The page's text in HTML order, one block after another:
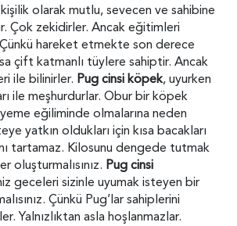
olarak mutlu, sevecen ve sahibine
Çok zekidirler. Ancak eğitimleri
hareket etmekte son derece
çift katmanlı tüylere sahiptir. Ancak
ile bilinirler. Pug cinsi köpek, uyurken
ile meşhurdurlar. Obur bir köpek
eğiliminde olmalarına neden
yatkın oldukları için kısa bacakları
tartamaz. Kilosunu dengede tutmak
oluşturmalısınız. Pug cinsi
geceleri sizinle uyumak isteyen bir
Çünkü Pug’lar sahiplerini
Yalnızlıktan asla hoşlanmazlar.